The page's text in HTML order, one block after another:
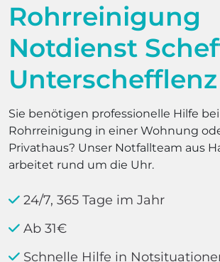
Rohrreinigung
Notdienst
Unterschefflenz
Sie benötigen professionelle Hilfe
Rohrreinigung in einer Wohnung
Privathaus? Unser Notfallteam aus
arbeitet rund um die Uhr.
24/7, 365 Tage im Jahr
Ab 31€
Schnelle Hilfe in